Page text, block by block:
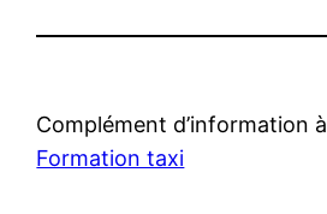
Complément d’information
Formation taxi